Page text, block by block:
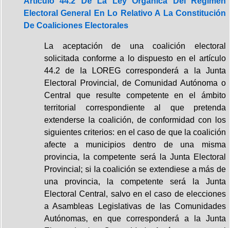
Electoral General En Lo Relativo A La Constitución
De Coaliciones Electorales
La aceptación de una coalición electoral
solicitada conforme a lo dispuesto en el artículo
44.2 de la LOREG corresponderá a la Junta
Electoral Provincial, de Comunidad Autónoma o
Central que resulte competente en el ámbito
territorial correspondiente al que pretenda
extenderse la coalición, de conformidad con los
siguientes criterios: en el caso de que la coalición
afecte a municipios dentro de una misma
provincia, la competente será la Junta Electoral
Provincial; si la coalición se extendiese a más de
una provincia, la competente será la Junta
Electoral Central, salvo en el caso de elecciones
a Asambleas Legislativas de las Comunidades
Autónomas, en que corresponderá a la Junta